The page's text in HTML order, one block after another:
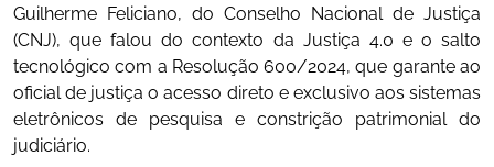
Guilherme Feliciano, do Conselho Nacional de Justiça
(CNJ), que falou do contexto da Justiça 4.0 e o salto
tecnológico com a Resolução 600/2024, que garante ao
oficial de justiça o acesso direto e exclusivo aos sistemas
eletrônicos de pesquisa e constrição patrimonial do
judiciário.